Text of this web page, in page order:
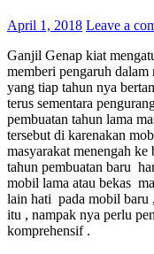
April 1, 2018 Leave a
Ganjil Genap kiat
memberi pengaruh dalam
yang tiap tahun nya
terus sementara
pembuatan tahun lama
tersebut di karenakan
masyarakat menengah
tahun pembuatan baru
mobil lama atau bekas
lain hati pada mobil baru
itu , nampak nya perlu
komprehensif .